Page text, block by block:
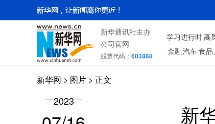
新华通讯社主办
公司官网
股票代码： 603888
学习进行时高
金融汽车食品
新华网 > 图片 > 正文
2023
新